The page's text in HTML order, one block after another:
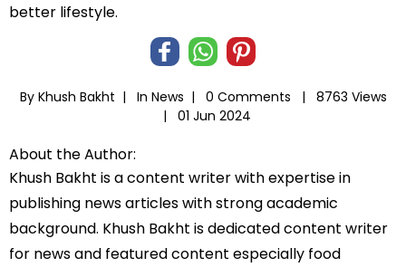
better lifestyle.
By Khush Bakht | In News | 0 Comments |
8763 Views
|
01 Jun 2024
About the Author:
Khush Bakht is a content writer with expertise in
publishing news articles with strong academic
background. Khush Bakht is dedicated content writer
for news and featured content especially food